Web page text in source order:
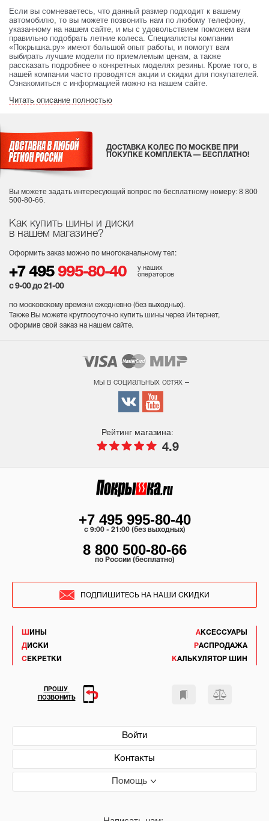
Если вы сомневаетесь, что данный размер подходит к вашему
автомобилю, то вы можете позвонить нам по любому телефону,
указанному на нашем сайте, и мы с удовольствием поможем вам
правильно подобрать летние колеса. Специалисты компании
«Покрышка.ру» имеют большой опыт работы, и помогут вам
выбирать лучшие модели по приемлемым ценам, а также
рассказать подробнее о конкретных моделях резины. Кроме того, в
нашей компании часто проводятся акции и скидки для покупателей.
Ознакомиться с информацией можно на нашем сайте.
Читать описание полностью
Как купить шины и диски
в нашем магазине?
Оформить заказ можно по многоканальному тел:
+7 495 995-80-40
у наших
операторов
с 9-00 до 21-00
по московскому времени ежедневно (без выходных).
Также Вы можете круглосуточно купить шины через Интернет,
оформив свой заказ на нашем сайте.
ДОСТАВКА КОЛЕС ПО МОСКВЕ ПРИ
ПОКУПКЕ КОМПЛЕКТА — БЕСПЛАТНО!
Вы можете задать интересующий вопрос по бесплатному номеру: 8 800
500-80-66.
мы в социальных сетях –
Рейтинг магазина:
4.9
ШИНЫ
ДИСКИ
СЕКРЕТКИ
АКСЕССУАРЫ
РАСПРОДАЖА
КАЛЬКУЛЯТОР ШИН
Войти
Контакты
Помощь
+7 495 995-80-40
c 9:00 - 21:00 (без выходных)
8 800 500-80-66
по России (бесплатно)
ПОДПИШИТЕСЬ НА НАШИ СКИДКИ
ПРОШУ
ПОЗВОНИТЬ